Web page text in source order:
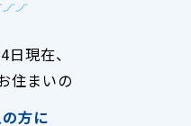
現在、
住まいの
の方に